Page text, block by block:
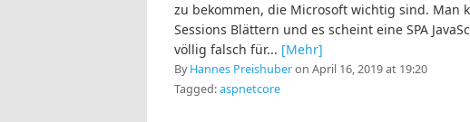
zu bekommen, die Microsoft wichtig sind. Man
Sessions Blättern und es scheint eine SPA
völlig falsch für... [Mehr]
ByHannes Preishuberon April 16, 2019 at 19:20
Tagged:aspnetcore